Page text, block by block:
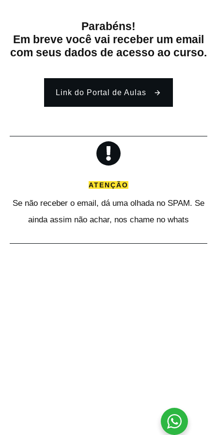
Parabéns!
Em breve você vai receber um email
com seus dados de acesso ao curso.
Link do Portal de Aulas
ATENÇÃO
Se não receber o email, dá uma olhada no SPAM. Se
ainda assim não achar, nos chame no whats